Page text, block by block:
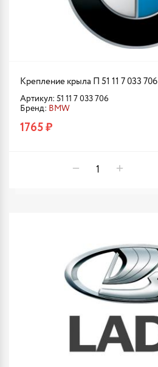
Крепление крыла П 51 11 7 033 706
Артикул: 51 11 7 033 706
Бренд: BMW
1765 ₽